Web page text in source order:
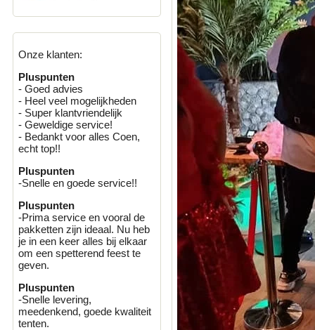
Onze klanten:
Pluspunten
- Goed advies
- Heel veel mogelijkheden
- Super klantvriendelijk
- Geweldige service!
- Bedankt voor alles Coen,
echt top!!
Pluspunten
-Snelle en goede service!!
Pluspunten
-Prima service en vooral de
pakketten zijn ideaal. Nu heb
je in een keer alles bij elkaar
om een spetterend feest te
geven.
Pluspunten
-Snelle levering,
meedenkend, goede kwaliteit
tenten.